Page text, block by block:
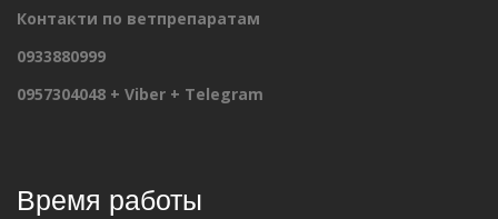
Контакти по ветпрепаратам
0933880999
0957304048 + Viber + Telegram
Время работы